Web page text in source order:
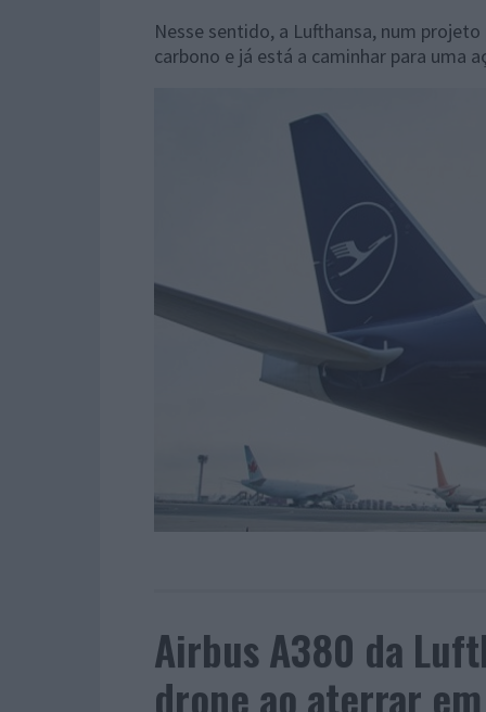
Nesse sentido, a Lufthansa, num
carbono e já está a caminhar para uma
Airbus A380 da
drone ao aterrar